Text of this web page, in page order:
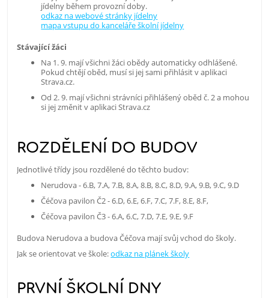
jídelny během provozní doby.
odkaz na webové stránky jídelny
mapa vstupu do kanceláře školní jídelny
Stávající žáci
Na 1. 9. mají všichni žáci obědy automaticky odhlášené.
Pokud chtějí oběd, musí si jej sami přihlásit v aplikaci
Strava.cz.
Od 2. 9. mají všichni strávníci přihlášený oběd č. 2 a mohou
si jej změnit v aplikaci Strava.cz
ROZDĚLENÍ DO BUDOV
Jednotlivé třídy jsou rozdělené do těchto budov:
Nerudova - 6.B, 7.A, 7.B, 8.A, 8.B, 8.C, 8.D, 9.A, 9.B, 9.C, 9.D
Čéčova pavilon Č2 - 6.D, 6.E, 6.F, 7.C, 7.F, 8.E, 8.F,
Čéčova pavilon Č3 - 6.A, 6.C, 7.D, 7.E, 9.E, 9.F
Budova Nerudova a budova Čéčova mají svůj vchod do školy.
Jak se orientovat ve škole:odkaz na plánek školy
PRVNÍ ŠKOLNÍ DNY